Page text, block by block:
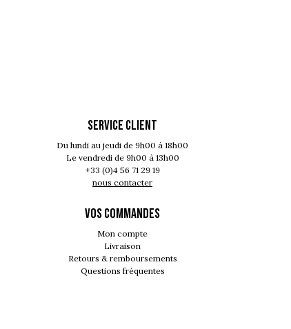
SERVICE CLIENT
Du lundi au jeudi de 9h00 à 18h00
Le vendredi de 9h00 à 13h00
+33 (0)4 56 71 29 19
nous contacter
VOS COMMANDES
Mon compte
Livraison
Retours & remboursements
Questions fréquentes